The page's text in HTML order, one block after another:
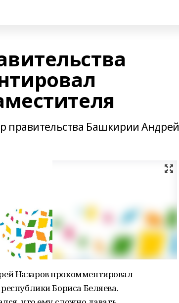
правительства Башкирии Андрей
Назаров прокомментировал
Бориса Беляева.